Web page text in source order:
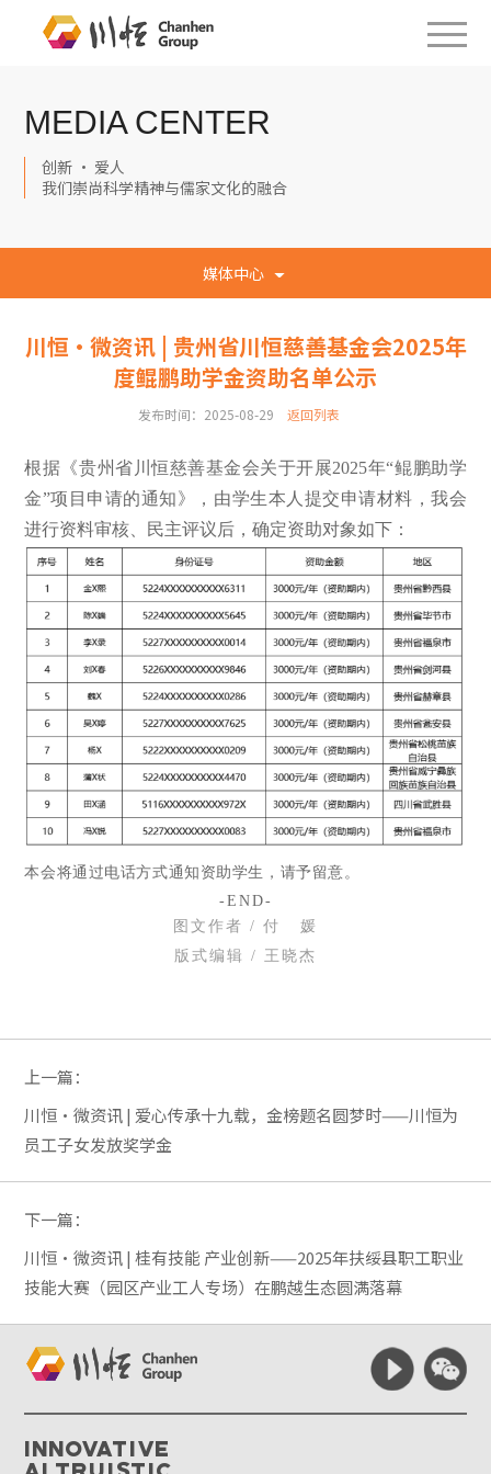
MEDIA CENTER
创新 · 爱人
我们崇尚科学精神与儒家文化的融合
媒体中心
川恒·微资讯 | 贵州省川恒慈善基金会2025年
度鲲鹏助学金资助名单公示
发布时间：2025-08-29 返回列表
根据《贵州省川恒慈善基金会关于开展2025年“鲲鹏助学
金”项目申请的通知》，由学生本人提交申请材料，我会
进行资料审核、民主评议后，确定资助对象如下：
本会将通过电话方式通知资助学生，请予留意。
-END-
图文作者 / 付 媛
版式编辑 / 王晓杰
上一篇：
川恒·微资讯 | 爱心传承十九载，金榜题名圆梦时——川恒为
员工子女发放奖学金
下一篇：
川恒·微资讯 | 桂有技能 产业创新——2025年扶绥县职工职业
技能大赛（园区产业工人专场）在鹏越生态圆满落幕
Innovative